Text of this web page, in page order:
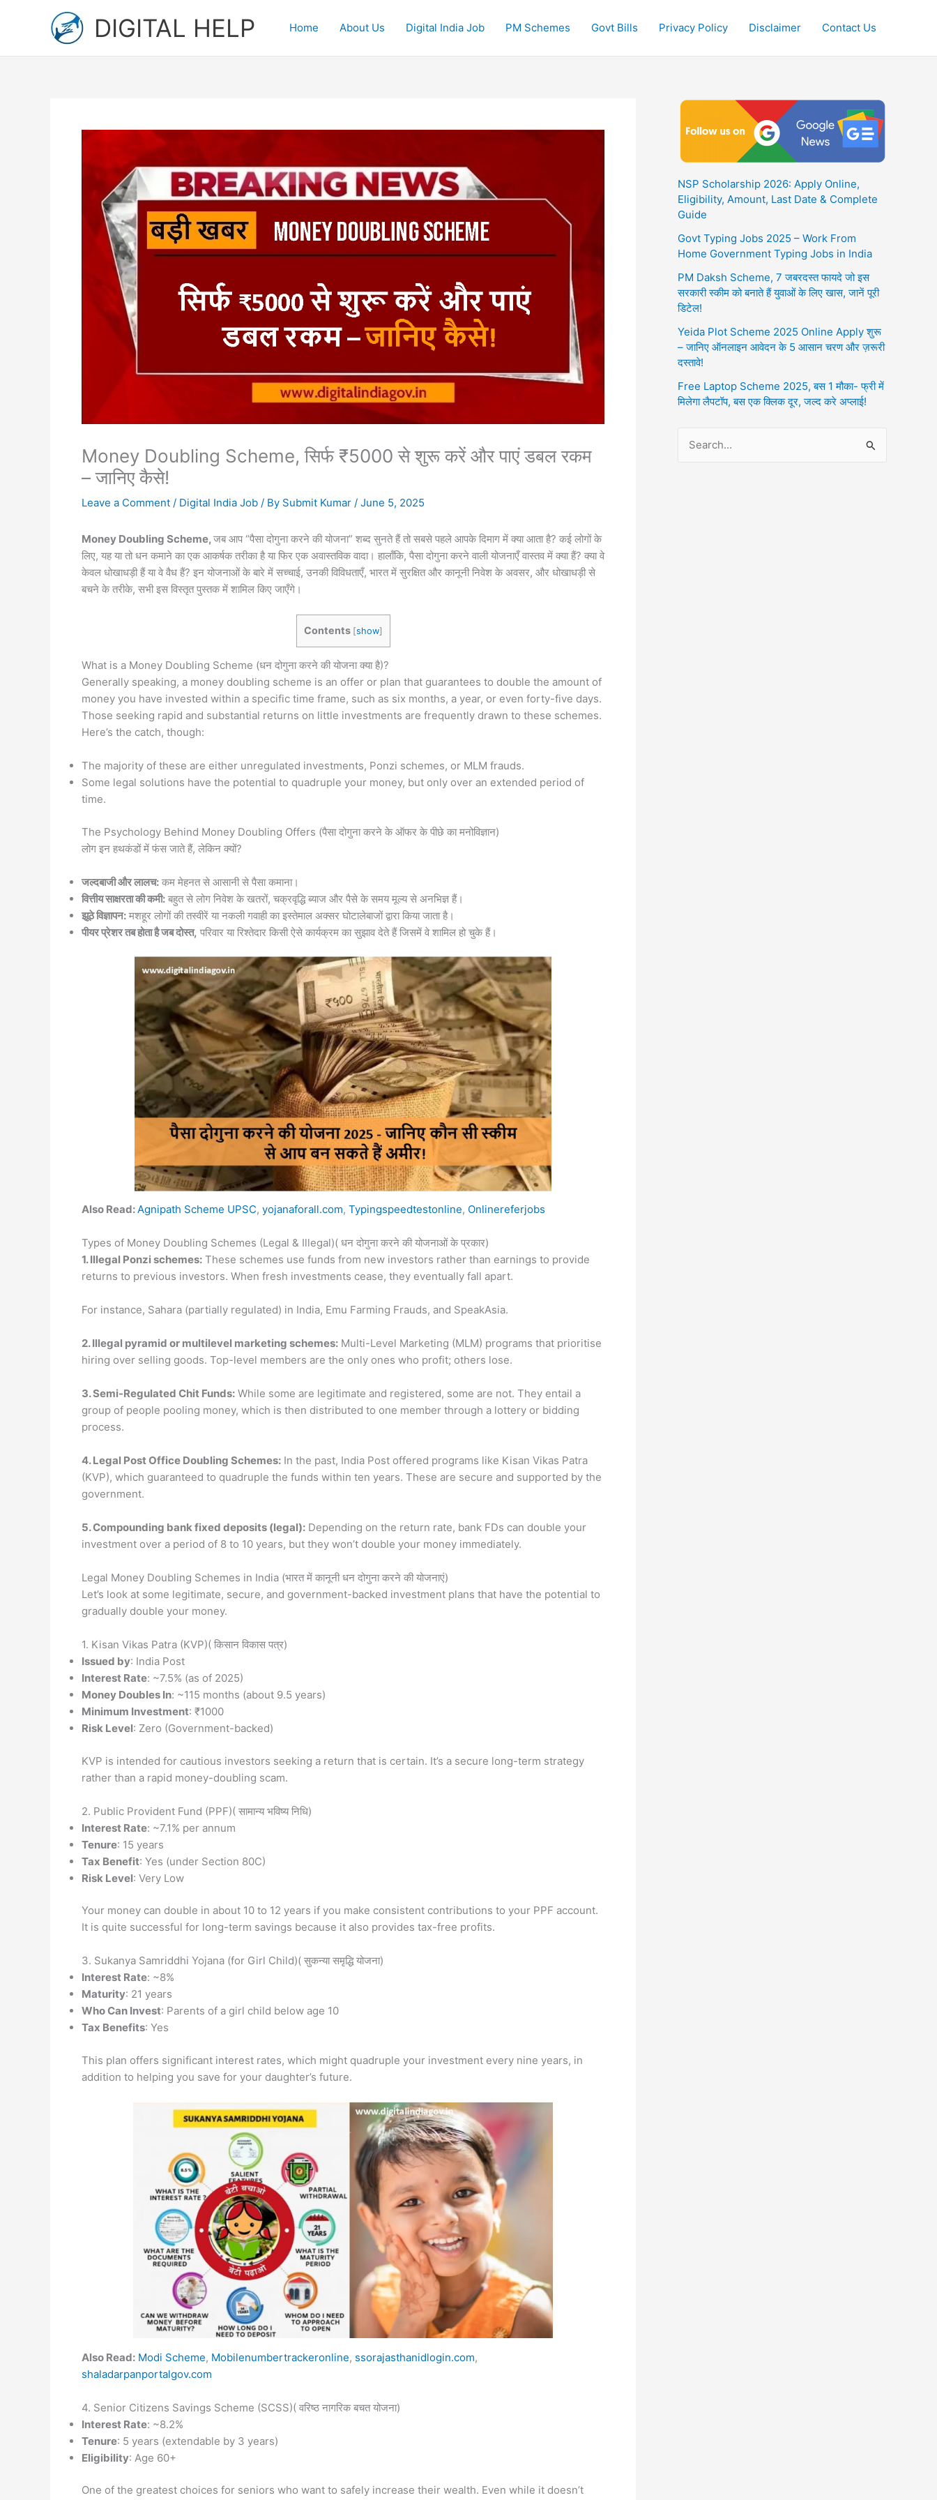
DIGITAL HELP Home About Us Digital India Job PM Schemes Govt Bills Privacy Policy Disclaimer Contact Us
Money Doubling Scheme, सिर्फ ₹5000 से शुरू करें और पाएं डबल रकम
– जानिए कैसे!
Leave a Comment / Digital India Job / By Submit Kumar / June 5, 2025
Money Doubling Scheme,जब आप “पैसा दोगुना करने की योजना” शब्द सुनते हैं तो सबसे पहले आपके दिमाग में क्या आता है? कई लोगों के
लिए, यह या तो धन कमाने का एक आकर्षक तरीका है या फिर एक अवास्तविक वादा। हालाँकि, पैसा दोगुना करने वाली योजनाएँ वास्तव में क्या हैं? क्या वे
केवल धोखाधड़ी हैं या वे वैध हैं? इन योजनाओं के बारे में सच्चाई, उनकी विविधताएँ, भारत में सुरक्षित और कानूनी निवेश के अवसर, और धोखाधड़ी से
बचने के तरीके, सभी इस विस्तृत पुस्तक में शामिल किए जाएँगे।
Contents [show]
What is a Money Doubling Scheme (धन दोगुना करने की योजना क्या है)?
Generally speaking, a money doubling scheme is an offer or plan that guarantees to double the amount of
money you have invested within a specific time frame, such as six months, a year, or even forty-five days.
Those seeking rapid and substantial returns on little investments are frequently drawn to these schemes.
Here’s the catch, though:
The majority of these are either unregulated investments, Ponzi schemes, or MLM frauds.
Some legal solutions have the potential to quadruple your money, but only over an extended period of
time.
The Psychology Behind Money Doubling Offers (पैसा दोगुना करने के ऑफर के पीछे का मनोविज्ञान)
लोग इन हथकंडों में फंस जाते हैं, लेकिन क्यों?
जल्दबाजीऔरलालच: कम मेहनत से आसानी से पैसा कमाना।
वित्तीयसाक्षरताकीकमी: बहुत से लोग निवेश के खतरों, चक्रवृद्धि ब्याज और पैसे के समय मूल्य से अनभिज्ञ हैं।
झूठेविज्ञापन: मशहूर लोगों की तस्वीरें या नकली गवाही का इस्तेमाल अक्सर घोटालेबाजों द्वारा किया जाता है।
पीयरप्रेशरतबहोताहैजबदोस्त, परिवार या रिश्तेदार किसी ऐसे कार्यक्रम का सुझाव देते हैं जिसमें वे शामिल हो चुके हैं।
Also Read:Agnipath Scheme UPSC, yojanaforall.com, Typingspeedtestonline, Onlinereferjobs
Types of Money Doubling Schemes (Legal & Illegal)( धन दोगुना करने की योजनाओं के प्रकार)
1. Illegal Ponzi schemes: These schemes use funds from new investors rather than earnings to provide
returns to previous investors. When fresh investments cease, they eventually fall apart.
For instance, Sahara (partially regulated) in India, Emu Farming Frauds, and SpeakAsia.
2. Illegal pyramid or multilevel marketing schemes: Multi-Level Marketing (MLM) programs that prioritise
hiring over selling goods. Top-level members are the only ones who profit; others lose.
3. Semi-Regulated Chit Funds: While some are legitimate and registered, some are not. They entail a
group of people pooling money, which is then distributed to one member through a lottery or bidding
process.
4. Legal Post Office Doubling Schemes: In the past, India Post offered programs like Kisan Vikas Patra
(KVP), which guaranteed to quadruple the funds within ten years. These are secure and supported by the
government.
5. Compounding bank fixed deposits (legal): Depending on the return rate, bank FDs can double your
investment over a period of 8 to 10 years, but they won’t double your money immediately.
Legal Money Doubling Schemes in India (भारत में कानूनी धन दोगुना करने की योजनाएं)
Let’s look at some legitimate, secure, and government-backed investment plans that have the potential to
gradually double your money.
1. Kisan Vikas Patra (KVP)( किसान विकास पत्र)
Issued by: India Post
Interest Rate: ~7.5% (as of 2025)
Money Doubles In: ~115 months (about 9.5 years)
Minimum Investment: ₹1000
Risk Level: Zero (Government-backed)
KVP is intended for cautious investors seeking a return that is certain. It’s a secure long-term strategy
rather than a rapid money-doubling scam.
2. Public Provident Fund (PPF)( सामान्य भविष्य निधि)
Interest Rate: ~7.1% per annum
Tenure: 15 years
Tax Benefit: Yes (under Section 80C)
Risk Level: Very Low
Your money can double in about 10 to 12 years if you make consistent contributions to your PPF account.
It is quite successful for long-term savings because it also provides tax-free profits.
3. Sukanya Samriddhi Yojana (for Girl Child)( सुकन्या समृद्धि योजना)
Interest Rate: ~8%
Maturity: 21 years
Who Can Invest: Parents of a girl child below age 10
Tax Benefits: Yes
This plan offers significant interest rates, which might quadruple your investment every nine years, in
addition to helping you save for your daughter’s future.
Also Read: Modi Scheme, Mobilenumbertrackeronline, ssorajasthanidlogin.com,
shaladarpanportalgov.com
4. Senior Citizens Savings Scheme (SCSS)( वरिष्ठ नागरिक बचत योजना)
Interest Rate: ~8.2%
Tenure: 5 years (extendable by 3 years)
Eligibility: Age 60+
One of the greatest choices for seniors who want to safely increase their wealth. Even while it doesn’t
NSP Scholarship 2026: Apply Online,
Eligibility, Amount, Last Date & Complete
Guide
Govt Typing Jobs 2025 – Work From
Home Government Typing Jobs in India
PM Daksh Scheme, 7 जबरदस्त फायदे जो इस
सरकारी स्कीम को बनाते हैं युवाओं के लिए खास, जानें पूरी
डिटेल!
Yeida Plot Scheme 2025 Online Apply शुरू
– जानिए ऑनलाइन आवेदन के 5 आसान चरण और ज़रूरी
दस्तावे!
Free Laptop Scheme 2025, बस 1 मौका- फ्री में
मिलेगा लैपटॉप, बस एक क्लिक दूर, जल्द करे अप्लाई!